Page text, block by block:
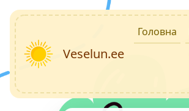
Veselun.ee
Головна